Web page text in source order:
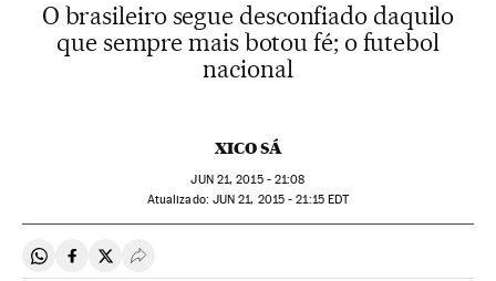
O brasileiro segue desconfiado daquilo
que sempre mais botou fé; o futebol
nacional
XICO SÁ
JUN21, 2015 - 21:08
atualizado: JUN 21, 2015 - 21:15EDT
Compartir en Whatsapp
Compartir en Facebook
Compartir en Twitter
Desplegar Redes Sociales